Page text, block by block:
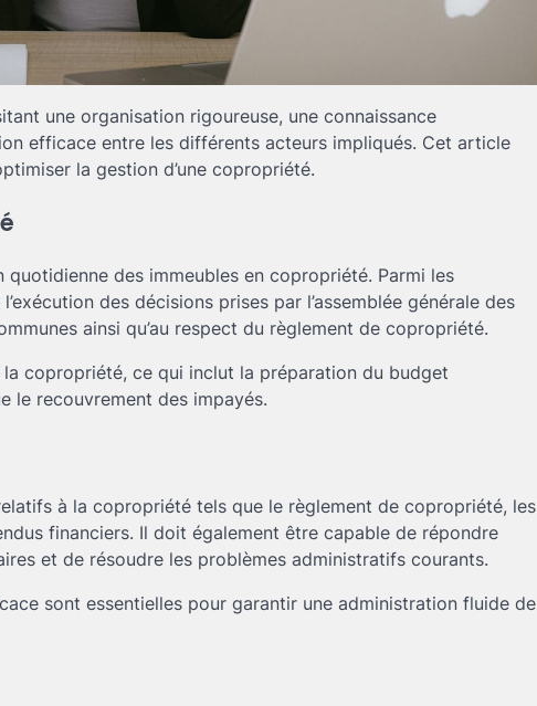
une organisation rigoureuse, une connaissance
efficace entre les différents acteurs impliqués. Cet article
la gestion d’une copropriété.
des immeubles en copropriété. Parmi les
des décisions prises par l’assemblée générale des
ainsi qu’au respect du règlement de copropriété.
copropriété, ce qui inclut la préparation du budget
le recouvrement des impayés.
à la copropriété tels que le règlement de copropriété, les
financiers. Il doit également être capable de répondre
et de résoudre les problèmes administratifs courants.
sont essentielles pour garantir une administration fluide de